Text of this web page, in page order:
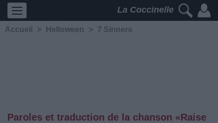
La Coccinelle
Accueil > Helloween > 7 Sinners
Paroles et traduction de la chanson «Raise